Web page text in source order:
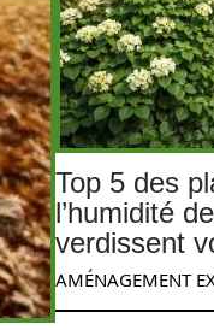
Top 5 des
l’humidité
verdissent
AMÉNAGEMENT